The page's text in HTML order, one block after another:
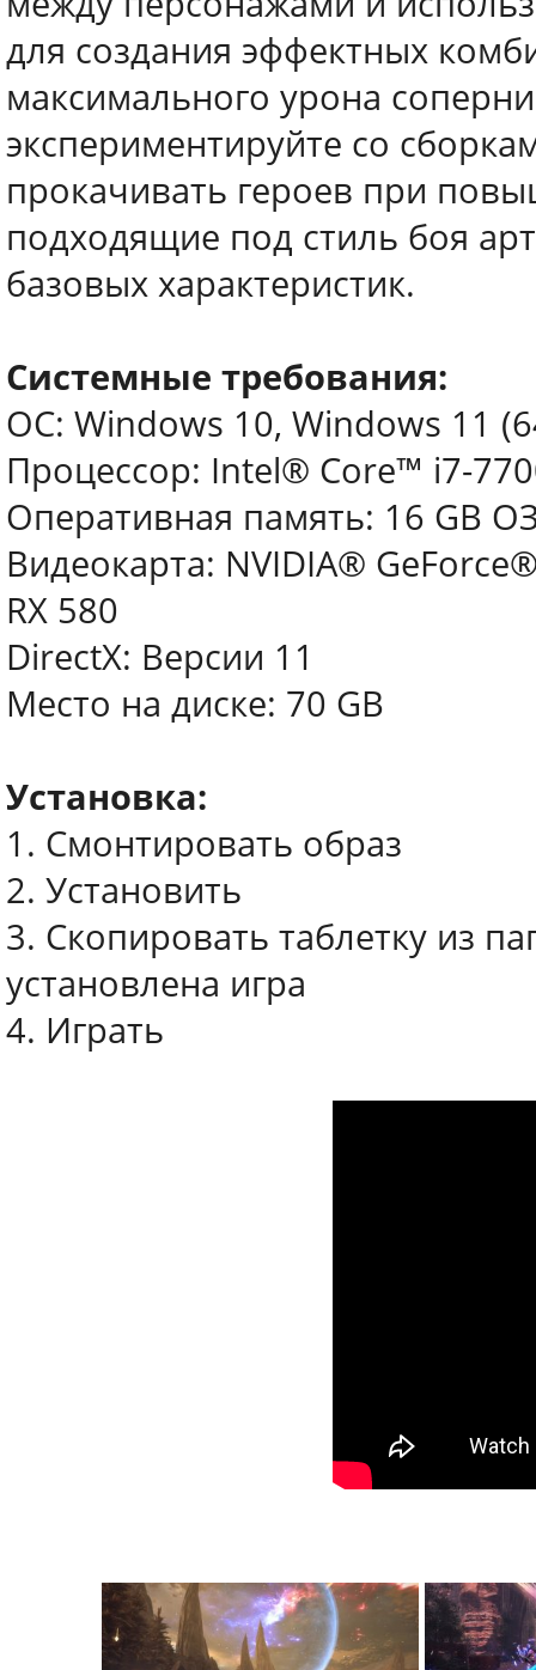
для создания эффектных
максимального урона
экспериментируйте со
прокачивать героев при
подходящие под стиль боя
базовых характеристик.
Системные требования:
ОС: Windows 10, Windows 11
Процессор: Intel® Core™ i7-
Оперативная память: 16 GB
Видеокарта: NVIDIA®
RX 580
DirectX: Версии 11
Место на диске: 70 GB
Установка:
1. Смонтировать образ
2. Установить
3. Скопировать таблетку из
установлена игра
4. Играть